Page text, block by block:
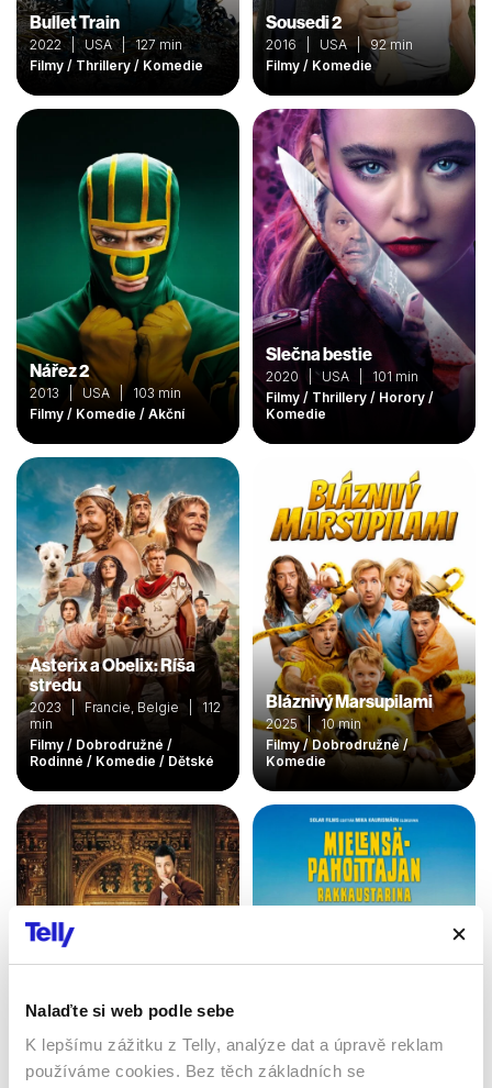
Nalaďte si web podle sebe
K lepšímu zážitku z Telly, analýze dat a úpravě reklam
používáme cookies. Bez těch základních se
Bullet Train
2022 | USA | 127 min
Filmy / Thrillery / Komedie
Sousedi 2
2016 | USA | 92 min
Filmy / Komedie
Nářez 2
2013 | USA | 103 min
Filmy / Komedie / Akční
Slečna bestie
2020 | USA | 101 min
Filmy / Thrillery / Horory /
Komedie
Asterix a Obelix: Ríša
stredu
2023 | Francie, Belgie | 112
min
Filmy / Dobrodružné /
Rodinné / Komedie / Dětské
Bláznivý Marsupilami
2025 | 10 min
Filmy / Dobrodružné /
Komedie
Náhodný milionář Když se zamiluje mrzout